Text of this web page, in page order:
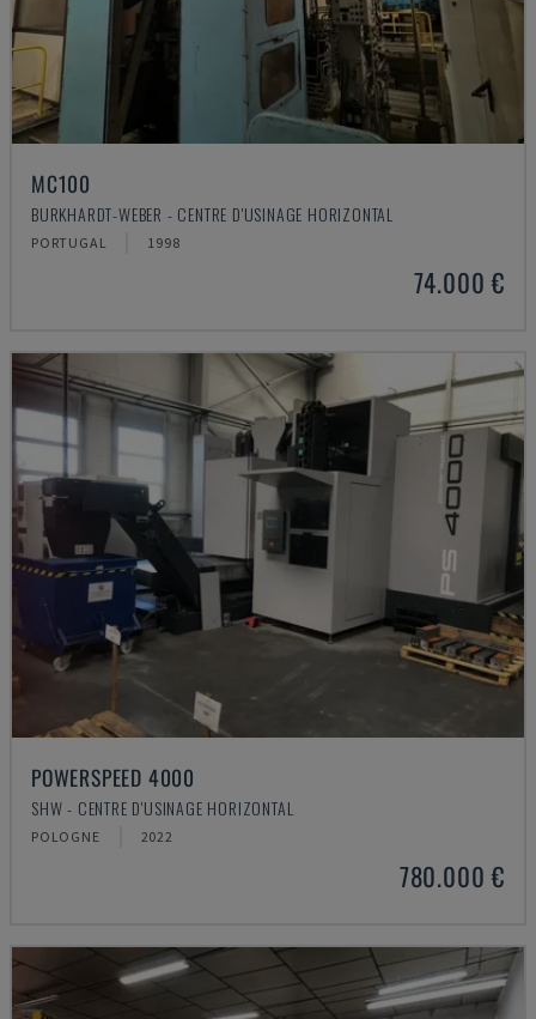
MC100
BURKHARDT-WEBER - CENTRE D'USINAGE HORIZONTAL
PORTUGAL 1998
74.000 €
POWERSPEED 4000
SHW - CENTRE D'USINAGE HORIZONTAL
POLOGNE 2022
780.000 €